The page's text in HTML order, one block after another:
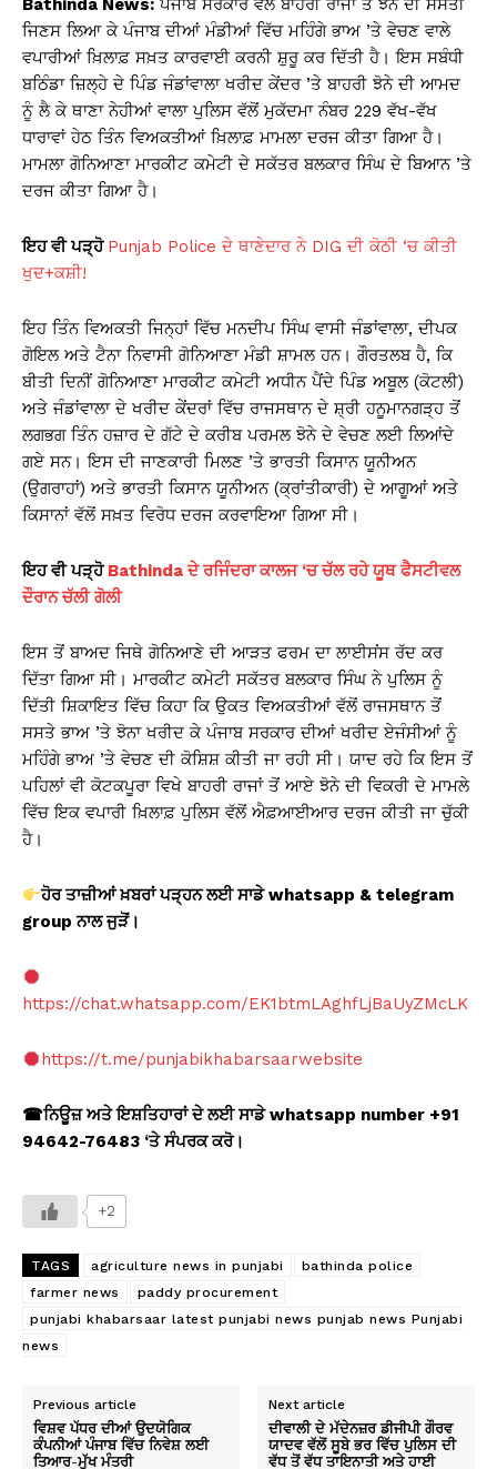
A
p
p
b
o
o
k
Li
n
k
Bathinda News: ਪੰਜਾਬ ਸਰਕਾਰ ਵੱਲੋਂ ਬਾਹਰੀ ਰਾਜਾਂ ਤੋਂ ਝੋਨੇ ਦੀ ਸਸਤੀ
ਜਿਣਸ ਲਿਆ ਕੇ ਪੰਜਾਬ ਦੀਆਂ ਮੰਡੀਆਂ ਵਿੱਚ ਮਹਿੰਗੇ ਭਾਅ ’ਤੇ ਵੇਚਣ ਵਾਲੇ
ਵਪਾਰੀਆਂ ਖ਼ਿਲਾਫ਼ ਸਖ਼ਤ ਕਾਰਵਾਈ ਕਰਨੀ ਸ਼ੁਰੂ ਕਰ ਦਿੱਤੀ ਹੈ। ਇਸ ਸਬੰਧੀ
ਬਠਿੰਡਾ ਜ਼ਿਲ੍ਹੇ ਦੇ ਪਿੰਡ ਜੰਡਾਂਵਾਲਾ ਖਰੀਦ ਕੇਂਦਰ ’ਤੇ ਬਾਹਰੀ ਝੋਨੇ ਦੀ ਆਮਦ
ਨੂੰ ਲੈ ਕੇ ਥਾਣਾ ਨੇਹੀਆਂ ਵਾਲਾ ਪੁਲਿਸ ਵੱਲੋਂ ਮੁਕੱਦਮਾ ਨੰਬਰ 229 ਵੱਖ-ਵੱਖ
ਧਾਰਾਵਾਂ ਹੇਠ ਤਿੰਨ ਵਿਅਕਤੀਆਂ ਖ਼ਿਲਾਫ਼ ਮਾਮਲਾ ਦਰਜ ਕੀਤਾ ਗਿਆ ਹੈ।
ਮਾਮਲਾ ਗੋਨਿਆਣਾ ਮਾਰਕੀਟ ਕਮੇਟੀ ਦੇ ਸਕੱਤਰ ਬਲਕਾਰ ਸਿੰਘ ਦੇ ਬਿਆਨ ’ਤੇ
ਦਰਜ ਕੀਤਾ ਗਿਆ ਹੈ।
ਇਹ ਵੀ ਪੜ੍ਹੋ Punjab Police ਦੇ ਥਾਣੇਦਾਰ ਨੇ DIG ਦੀ ਕੋਠੀ ‘ਚ ਕੀਤੀ
ਖੁਦ+ਕਸ਼ੀ!
ਇਹ ਤਿੰਨ ਵਿਅਕਤੀ ਜਿਨ੍ਹਾਂ ਵਿੱਚ ਮਨਦੀਪ ਸਿੰਘ ਵਾਸੀ ਜੰਡਾਂਵਾਲਾ, ਦੀਪਕ
ਗੋਇਲ ਅਤੇ ਟੈਨਾ ਨਿਵਾਸੀ ਗੋਨਿਆਣਾ ਮੰਡੀ ਸ਼ਾਮਲ ਹਨ। ਗੌਰਤਲਬ ਹੈ, ਕਿ
ਬੀਤੀ ਦਿਨੀਂ ਗੋਨਿਆਣਾ ਮਾਰਕੀਟ ਕਮੇਟੀ ਅਧੀਨ ਪੈਂਦੇ ਪਿੰਡ ਅਬੂਲ (ਕੋਟਲੀ)
ਅਤੇ ਜੰਡਾਂਵਾਲਾ ਦੇ ਖਰੀਦ ਕੇਂਦਰਾਂ ਵਿੱਚ ਰਾਜਸਥਾਨ ਦੇ ਸ਼੍ਰੀ ਹਨੂਮਾਨਗੜ੍ਹ ਤੋਂ
ਲਗਭਗ ਤਿੰਨ ਹਜ਼ਾਰ ਦੇ ਗੱਟੇ ਦੇ ਕਰੀਬ ਪਰਮਲ ਝੋਨੇ ਦੇ ਵੇਚਣ ਲਈ ਲਿਆਂਦੇ
ਗਏ ਸਨ। ਇਸ ਦੀ ਜਾਣਕਾਰੀ ਮਿਲਣ ’ਤੇ ਭਾਰਤੀ ਕਿਸਾਨ ਯੂਨੀਅਨ
(ਉਗਰਾਹਾਂ) ਅਤੇ ਭਾਰਤੀ ਕਿਸਾਨ ਯੂਨੀਅਨ (ਕ੍ਰਾਂਤੀਕਾਰੀ) ਦੇ ਆਗੂਆਂ ਅਤੇ
ਕਿਸਾਨਾਂ ਵੱਲੋਂ ਸਖ਼ਤ ਵਿਰੋਧ ਦਰਜ ਕਰਵਾਇਆ ਗਿਆ ਸੀ।
ਇਹ ਵੀ ਪੜ੍ਹੋ Bathinda ਦੇ ਰਜਿੰਦਰਾ ਕਾਲਜ ‘ਚ ਚੱਲ ਰਹੇ ਯੂਥ ਫੈਸਟੀਵਲ
ਦੌਰਾਨ ਚੱਲੀ ਗੋਲੀ
ਇਸ ਤੋਂ ਬਾਅਦ ਜਿਥੇ ਗੋਨਿਆਣੇ ਦੀ ਆੜਤ ਫਰਮ ਦਾ ਲਾਈਸਂਸ ਰੱਦ ਕਰ
ਦਿੱਤਾ ਗਿਆ ਸੀ। ਮਾਰਕੀਟ ਕਮੇਟੀ ਸਕੱਤਰ ਬਲਕਾਰ ਸਿੰਘ ਨੇ ਪੁਲਿਸ ਨੂੰ
ਦਿੱਤੀ ਸ਼ਿਕਾਇਤ ਵਿੱਚ ਕਿਹਾ ਕਿ ਉਕਤ ਵਿਅਕਤੀਆਂ ਵੱਲੋਂ ਰਾਜਸਥਾਨ ਤੋਂ
ਸਸਤੇ ਭਾਅ ’ਤੇ ਝੋਨਾ ਖਰੀਦ ਕੇ ਪੰਜਾਬ ਸਰਕਾਰ ਦੀਆਂ ਖਰੀਦ ਏਜੰਸੀਆਂ ਨੂੰ
ਮਹਿੰਗੇ ਭਾਅ ’ਤੇ ਵੇਚਣ ਦੀ ਕੋਸ਼ਿਸ਼ ਕੀਤੀ ਜਾ ਰਹੀ ਸੀ। ਯਾਦ ਰਹੇ ਕਿ ਇਸ ਤੋਂ
ਪਹਿਲਾਂ ਵੀ ਕੋਟਕਪੂਰਾ ਵਿਖੇ ਬਾਹਰੀ ਰਾਜਾਂ ਤੋਂ ਆਏ ਝੋਨੇ ਦੀ ਵਿਕਰੀ ਦੇ ਮਾਮਲੇ
ਵਿੱਚ ਇਕ ਵਪਾਰੀ ਖ਼ਿਲਾਫ਼ ਪੁਲਿਸ ਵੱਲੋਂ ਐਫ਼ਆਈਆਰ ਦਰਜ ਕੀਤੀ ਜਾ ਚੁੱਕੀ
ਹੈ।
ਹੋਰ ਤਾਜ਼ੀਆਂ ਖ਼ਬਰਾਂ ਪੜ੍ਹਨ ਲਈ ਸਾਡੇ whatsapp & telegram
groupਨਾਲ ਜੁੜੋਂ।
https://chat.whatsapp.com/EK1btmLAghfLjBaUyZMcLK
https://t.me/punjabikhabarsaarwebsite
☎ਨਿਊਜ਼ ਅਤੇ ਇਸ਼ਤਿਹਾਰਾਂ ਦੇ ਲਈ ਸਾਡੇ whatsapp number +91
94642-76483 ‘ਤੇ ਸੰਪਰਕ ਕਰੋ।
+2
TAGS agriculture news in punjabi
bathinda police
farmer news
paddy procurement
punjabi khabarsaar latest punjabi news punjab news Punjabi
news
Previous article
ਵਿਸ਼ਵ ਪੱਧਰ ਦੀਆਂ ਉਦਯੋਗਿਕ
ਕੰਪਨੀਆਂ ਪੰਜਾਬ ਵਿੱਚ ਨਿਵੇਸ਼ ਲਈ
ਤਿਆਰ-ਮੁੱਖ ਮੰਤਰੀ
Next article
ਦੀਵਾਲੀ ਦੇ ਮੱਦੇਨਜ਼ਰ ਡੀਜੀਪੀ ਗੌਰਵ
ਯਾਦਵ ਵੱਲੋਂ ਸੂਬੇ ਭਰ ਵਿੱਚ ਪੁਲਿਸ ਦੀ
ਵੱਧ ਤੋਂ ਵੱਧ ਤਾਇਨਾਤੀ ਅਤੇ ਹਾਈ